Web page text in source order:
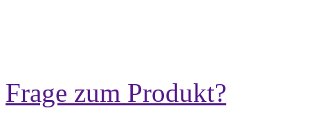
Frage zum Produkt?